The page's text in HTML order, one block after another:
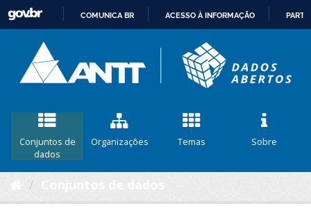
CONTEÚDO
COMUNICA BR ACESSO À INFORMAÇÃO
Conjuntos de
dados
Organizações Temas Sobre